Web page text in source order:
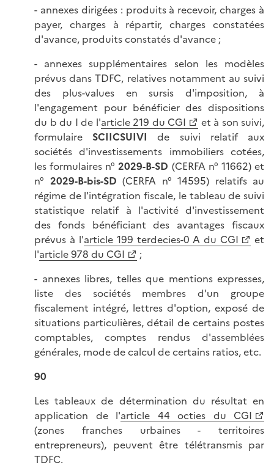
- annexes dirigées : produits à recevoir, charges à
payer, charges à répartir, charges constatées
d'avance, produits constatés d'avance ;
- annexes supplémentaires selon les modèles
prévus dans TDFC, relatives notamment au suivi
des plus-values en sursis d'imposition, à
l'engagement pour bénéficier des dispositions
du b du I de l'article 219 du CGI
et à son suivi,
formulaire SCIICSUIVIde suivi relatif aux
sociétés d'investissements immobiliers cotées,
les formulaires n°2029-B-SD (CERFA n° 11662) et
n° 2029-B-bis-SD (CERFA n° 14595) relatifs au
régime de l'intégration fiscale, le tableau de suivi
statistique relatif à l'activité d'investissement
des fonds bénéficiant des avantages fiscaux
prévus à l'article 199 terdecies-0 A du CGI
et
l'article 978 du CGI
;
- annexes libres, telles que mentions expresses,
liste des sociétés membres d'un groupe
fiscalement intégré, lettres d'option, exposé de
situations particulières, détail de certains postes
comptables, comptes rendus d'assemblées
générales, mode de calcul de certains ratios, etc.
90
Les tableaux de détermination du résultat en
application de l'article 44 octies du CGI
(zones franches urbaines - territoires
entrepreneurs), peuvent être télétransmis par
TDFC.